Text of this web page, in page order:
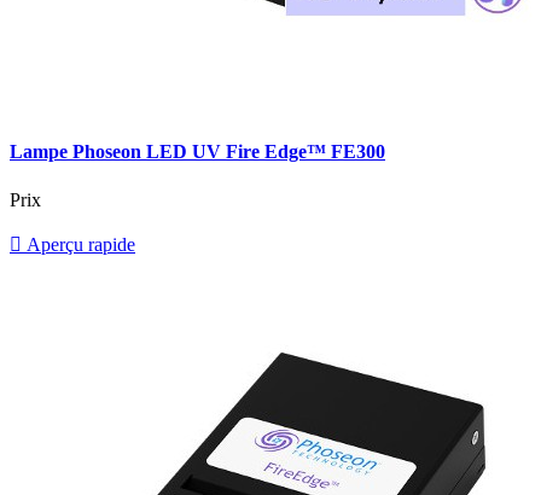
Lampe Phoseon LED UV Fire Edge™ FE300
Prix
 Aperçu rapide